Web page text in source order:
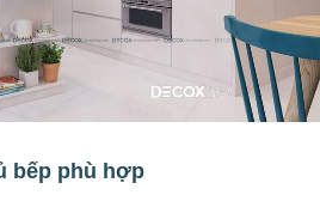
bếp phù hợp